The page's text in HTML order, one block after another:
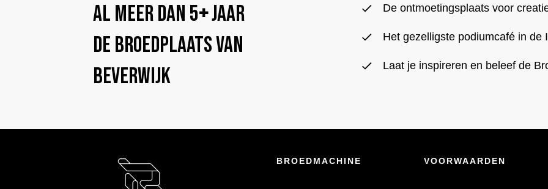
Al meer dan 5+jaar
De broedplaats van
Beverwijk
De ontmoetingsplaats voor
Het gezelligste podiumcafé in de
Laat je inspireren en beleef de
BROEDMACHINE VOORWAARDEN